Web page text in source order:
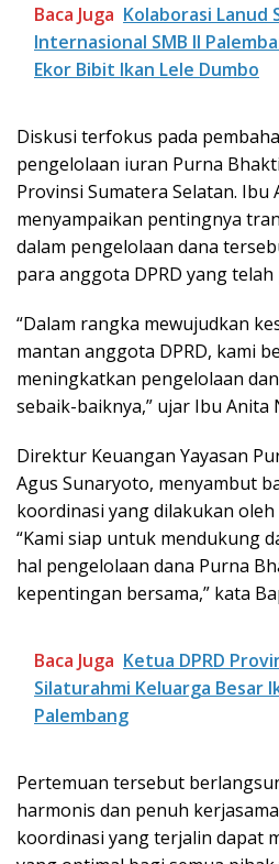
Baca Juga Kolaborasi Lanud
Internasional SMB ll
Ekor Bibit Ikan Lele Dumbo
Diskusi terfokus pada
pengelolaan iuran Purna
Provinsi Sumatera Selatan.
menyampaikan pentingnya
dalam pengelolaan dana
para anggota DPRD yang telah
“Dalam rangka mewujudkan
mantan anggota DPRD, kami
meningkatkan pengelolaan
sebaik-baiknya,” ujar Ibu Anita
Direktur Keuangan Yayasan
Agus Sunaryoto, menyambut
koordinasi yang dilakukan oleh
“Kami siap untuk mendukung
hal pengelolaan dana Purna
kepentingan bersama,” kata
Baca Juga Ketua DPRD
Silaturahmi Keluarga Besar
Palembang
Pertemuan tersebut
harmonis dan penuh
koordinasi yang terjalin dapat